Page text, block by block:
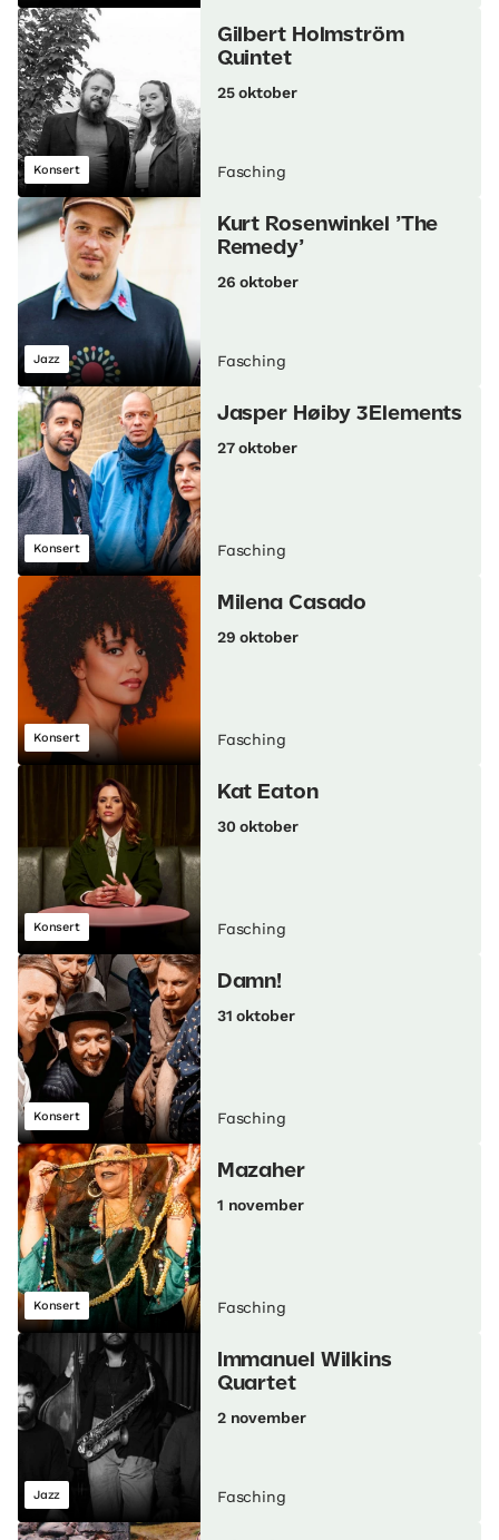
Konsert
Gilbert Holmström
Quintet
25 oktober
Fasching
Jazz
Kurt Rosenwinkel ’The
Remedy’
26 oktober
Fasching
Konsert
Jasper Høiby 3Elements
27 oktober
Fasching
Konsert
Milena Casado
29 oktober
Fasching
Konsert
Kat Eaton
30 oktober
Fasching
Konsert
Damn!
31 oktober
Fasching
Konsert
Mazaher
1 november
Fasching
Jazz
Immanuel Wilkins
Quartet
2 november
Fasching